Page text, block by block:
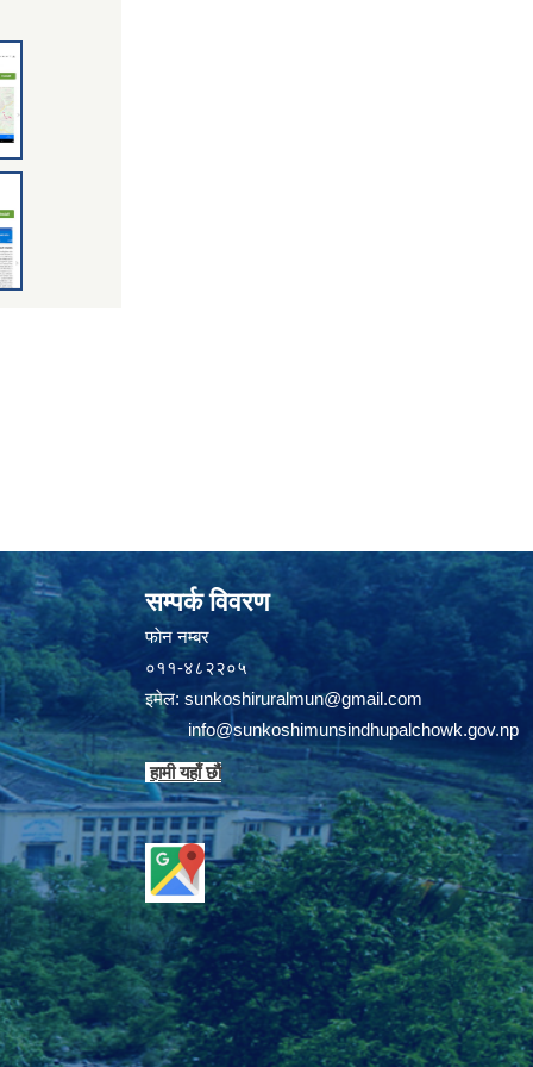
सम्पर्क विवरण
फाेन न‌‍‍‍‌‌म्बर
०११-४८२२०५
इमेल: sunkoshiruralmun@gmail.com
info@sunkoshimunsindhupalchowk.gov.np
हामी यहाँ छाै‌ं